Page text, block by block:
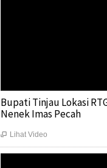
Bupati Tinjau Lokasi
Nenek Imas Pecah
 Lihat Video